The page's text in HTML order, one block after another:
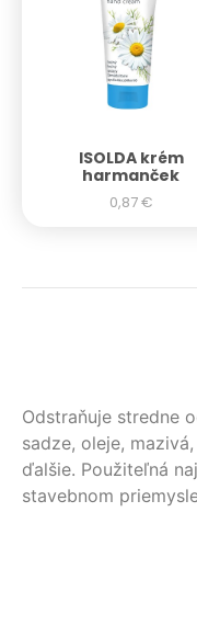
ISOLDA krém
harmanček
0,87€
Odstraňuje stredne
sadze, oleje,
ďalšie. Použiteľná
stavebnom